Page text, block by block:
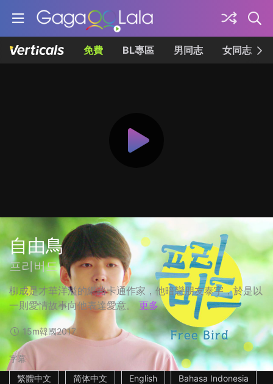
免費 BL專區 男同志 女同志
自由鳥
프리버드
柳成是才華洋溢的網路卡通作家，他暗戀朋友泰宇，於是以
一則愛情故事向他表達愛意。 更多
15m韓國2017
字幕
繁體中文
简体中文 English Bahasa Indonesia